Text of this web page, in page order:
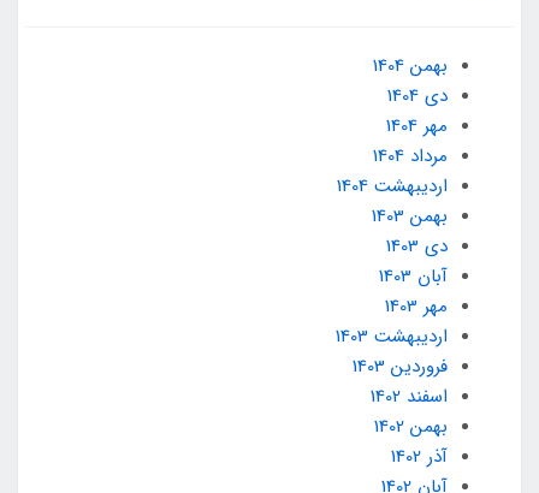
بهمن 1404
دی 1404
مهر 1404
مرداد 1404
ارديبهشت 1404
بهمن 1403
دی 1403
آبان 1403
مهر 1403
ارديبهشت 1403
فروردین 1403
اسفند 1402
بهمن 1402
آذر 1402
آبان 1402